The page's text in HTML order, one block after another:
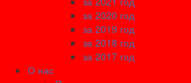
за 2020 год
за 2019 год
за 2018 год
за 2017 год
О нас